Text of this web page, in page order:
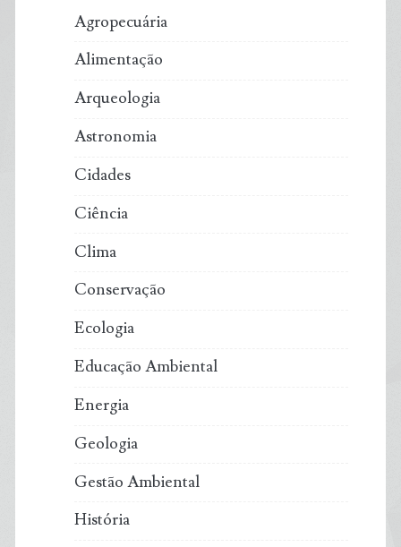
Agropecuária
Alimentação
Arqueologia
Astronomia
Cidades
Ciência
Clima
Conservação
Ecologia
Educação Ambiental
Energia
Geologia
Gestão Ambiental
História